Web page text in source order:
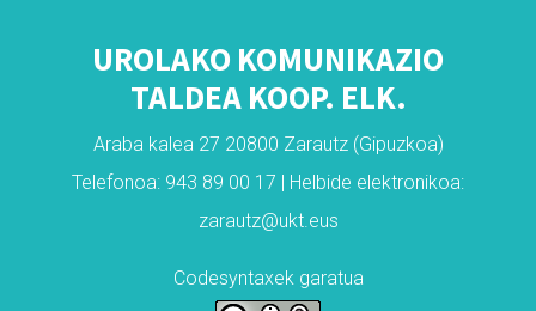
UROLAKO KOMUNIKAZIO
TALDEA KOOP. ELK.
Araba kalea 27 20800 Zarautz (Gipuzkoa)
Telefonoa: 943 89 00 17 | Helbide elektronikoa:
zarautz@ukt.eus
Codesyntaxek garatua